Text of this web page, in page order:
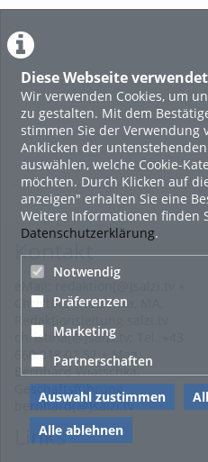
Diese Webseite
Wir verwenden Cookies, um
zu gestalten. Mit dem
stimmen Sie der Verwendung
Anklicken der
auswählen, welche Cookie-
möchten. Durch Klicken auf
anzeigen" erhalten Sie eine
Weitere Informationen finden
Datenschutzerklärung.
Notwendig
Präferenzen
Marketing
Partnerschaften
Auswahl zustimmen
Alle ablehnen
Kontakt
Christina Wiatschka, MA,
Redaktionsleitung salzi.tv
christina[@]salzi.tv; Tel. +43
660 818 02 52 + Mag.
Bernhard Wiatschka,
Geschäftsführung
bernhard[@]salzi.tv
Links